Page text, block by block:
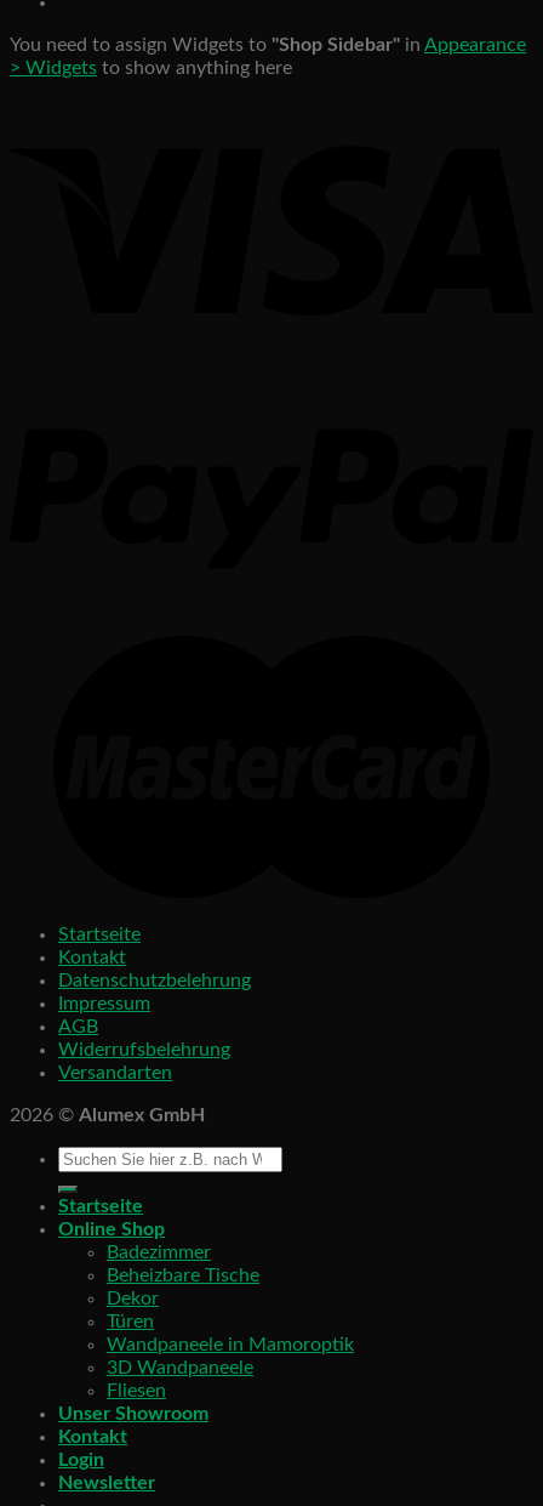
You need to assign Widgets to "Shop Sidebar" in Appearance
> Widgets to show anything here
Startseite
Kontakt
Datenschutzbelehrung
Impressum
AGB
Widerrufsbelehrung
Versandarten
2026 © Alumex GmbH
Startseite
Online Shop
Badezimmer
Beheizbare Tische
Dekor
Türen
Wandpaneele in Mamoroptik
3D Wandpaneele
Fliesen
Unser Showroom
Kontakt
Login
Newsletter